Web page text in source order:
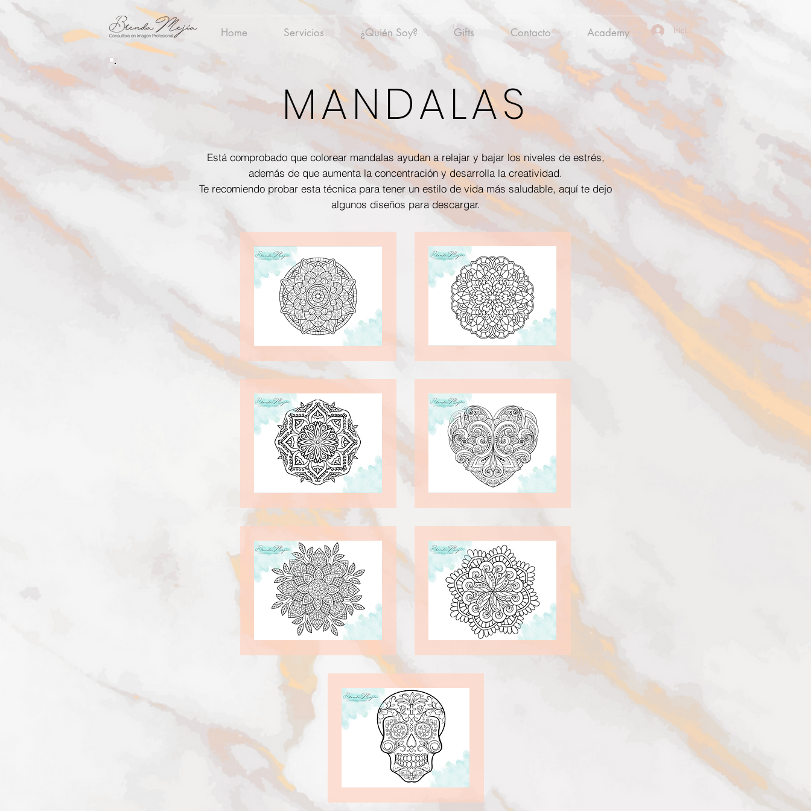
Home Servicios ¿Quién Soy? Gifts Contacto Academy Iniciar sesión
MANDALAS
Está comprobado que colorear mandalas ayudan a relajar y bajar los niveles de estrés,
además de que aumenta la concentración y desarrolla la creatividad.
Te recomiendo probar esta técnica para tener un estilo de vida más saludable, aquí te dejo
algunos diseños para descargar.